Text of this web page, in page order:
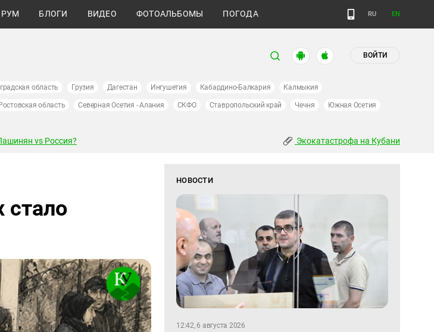
БЛОГИ ВИДЕО ФОТОАЛЬБОМЫ ПОГОДА RU EN
ВОЙТИ
область Грузия Дагестан Ингушетия Кабардино-Балкария Калмыкия
Ростовская область Северная Осетия - Алания СКФО Ставропольский край Чечня Южная Осетия
vs Россия? Экокатастрофа на Кубани
стало
НОВОСТИ
12:42, 6 августа 2026